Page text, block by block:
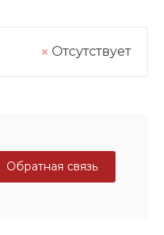
Отсутствует
Обратная связь